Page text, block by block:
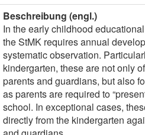
Beschreibung (engl.)
In the early childhood
the StMK requires annual
systematic observation.
kindergarten, these are not only
parents and guardians, but also
as parents are required to
school. In exceptional cases,
directly from the kindergarten